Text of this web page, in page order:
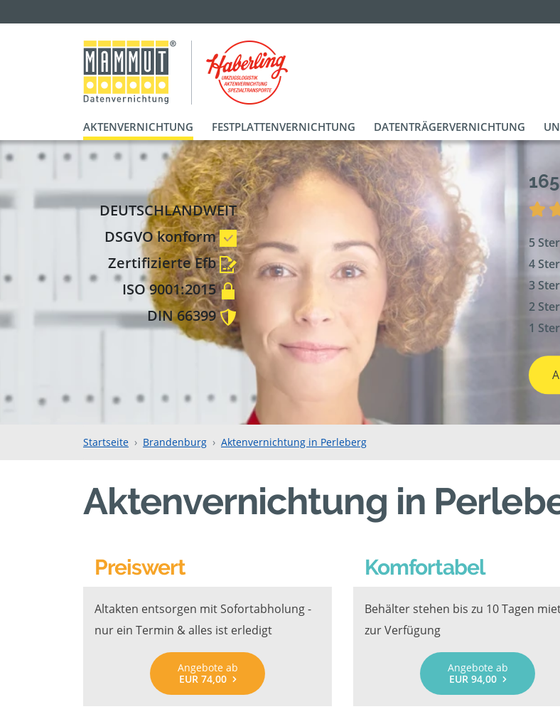
AKTENVERNICHTUNG FESTPLATTENVERNICHTUNG DATENTRÄGERVERNICHTUNG
DEUTSCHLANDWEIT
DSGVO konform
Zertifizierte Efb
ISO 9001:2015
DIN 66399
5
4
3
2
1
Startseite Brandenburg Aktenvernichtung in Perleberg
Aktenvernichtung in
Preiswert
Altakten entsorgen mit Sofortabholung -
nur ein Termin & alles ist erledigt
Angebote ab
EUR 74,00
Komfortabel
Behälter stehen bis zu 10 Tagen
zur Verfügung
Angebote ab
EUR 94,00